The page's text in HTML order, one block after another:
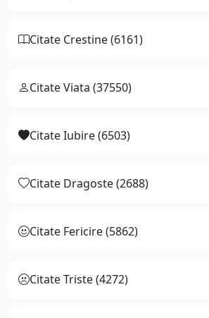
Citate Crestine (6161)
Citate Viata (37550)
Citate Iubire (6503)
Citate Dragoste (2688)
Citate Fericire (5862)
Citate Triste (4272)